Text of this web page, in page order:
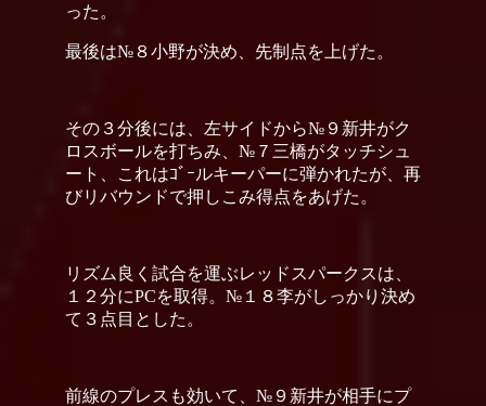
った。
最後は№８小野が決め、先制点を上げた。
その３分後には、左サイドから№９新井がク
ロスボールを打ちみ、№７三橋がタッチシュ
ート、これはｺﾞｰルキーパーに弾かれたが、再
びリバウンドで押しこみ得点をあげた。
リズム良く試合を運ぶレッドスパークスは、
１２分にPCを取得。№１８李がしっかり決め
て３点目とした。
前線のプレスも効いて、№９新井が相手にプ